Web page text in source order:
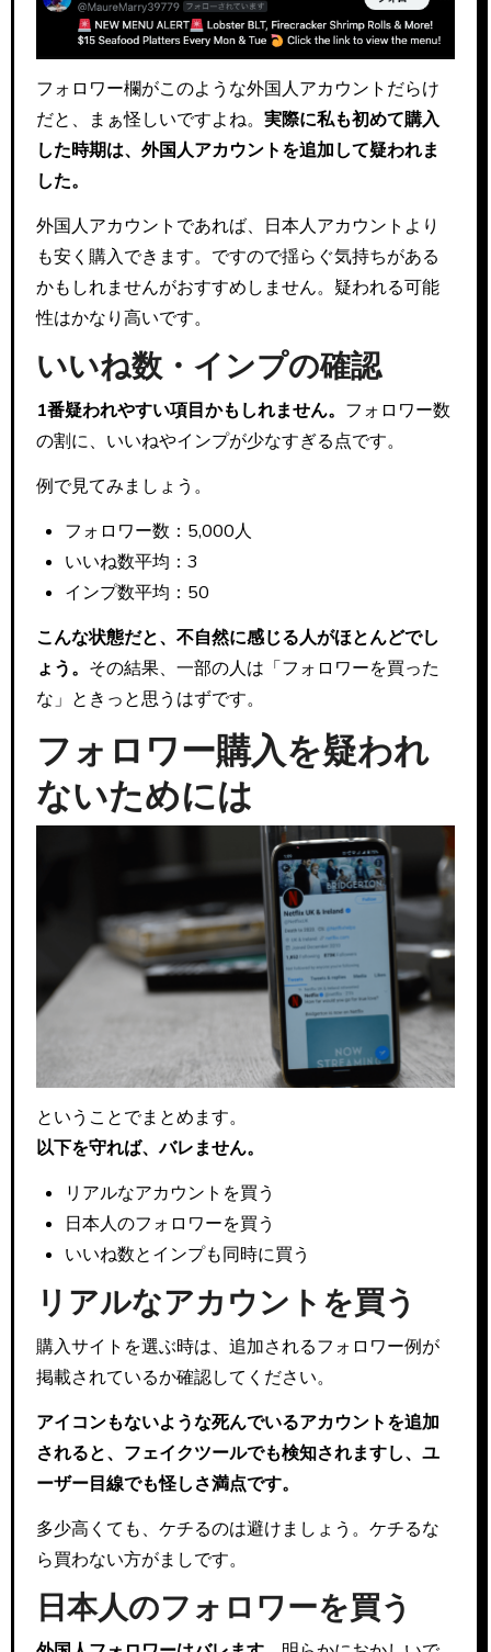
フォロワー欄がこのような外国人アカウントだらけ
だと、まぁ怪しいですよね。 実際に私も初めて購入
した時期は、外国人アカウントを追加して疑われま
した。
外国人アカウントであれば、日本人アカウントより
も安く購入できます。ですので揺らぐ気持ちがある
かもしれませんがおすすめしません。疑われる可能
性はかなり高いです。
いいね数・インプの確認
1番疑われやすい項目かもしれません。 フォロワー数
の割に、いいねやインプが少なすぎる点です。
例で見てみましょう。
フォロワー数：5,000人
いいね数平均：3
インプ数平均：50
こんな状態だと、不自然に感じる人がほとんどでし
ょう。 その結果、一部の人は「フォロワーを買った
な」ときっと思うはずです。
フォロワー購入を疑われ
ないためには
ということでまとめます。
以下を守れば、バレません。
リアルなアカウントを買う
日本人のフォロワーを買う
いいね数とインプも同時に買う
リアルなアカウントを買う
購入サイトを選ぶ時は、追加されるフォロワー例が
掲載されているか確認してください。
アイコンもないような死んでいるアカウントを追加
されると、フェイクツールでも検知されますし、ユ
ーザー目線でも怪しさ満点です。
多少高くても、ケチるのは避けましょう。ケチるな
ら買わない方がましです。
日本人のフォロワーを買う